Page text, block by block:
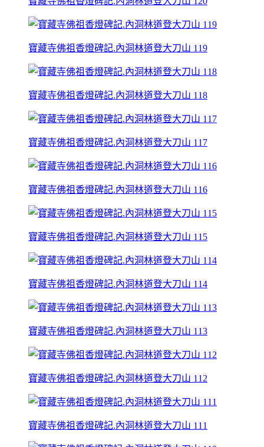
寶藏寺佛祖香燈碑記.內洞林道登大刀山 119
寶藏寺佛祖香燈碑記.內洞林道登大刀山 118
寶藏寺佛祖香燈碑記.內洞林道登大刀山 117
寶藏寺佛祖香燈碑記.內洞林道登大刀山 116
寶藏寺佛祖香燈碑記.內洞林道登大刀山 115
寶藏寺佛祖香燈碑記.內洞林道登大刀山 114
寶藏寺佛祖香燈碑記.內洞林道登大刀山 113
寶藏寺佛祖香燈碑記.內洞林道登大刀山 112
寶藏寺佛祖香燈碑記.內洞林道登大刀山 111